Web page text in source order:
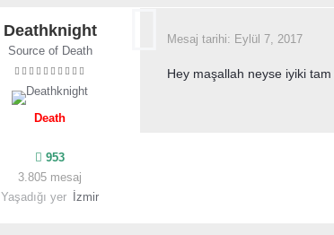
Deathknight
Source of Death
Death
953
3.805 mesaj
Yaşadığı yer İzmir
Mesaj tarihi: Eylül 7, 2017
Hey maşallah neyse iyiki tam